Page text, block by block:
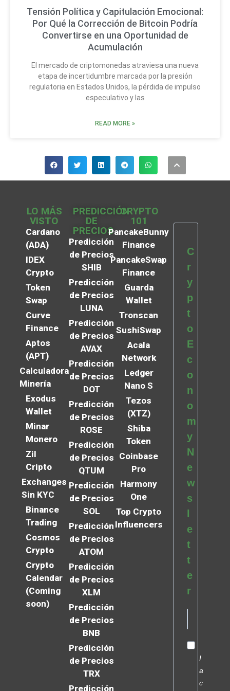
Tensión Política y Capitulación Emocional:
Por Qué la Corrección de Bitcoin Podría
Convertirse en una Oportunidad de
Acumulación
El mercado de criptomonedas atraviesa una nueva
etapa de incertidumbre marcada por la presión
regulatoria en Estados Unidos, la pérdida de impulso
especulativo y las
READ MORE »
LO MÁS
VISTO
Cardano
(ADA)
IDEX
Crypto
Token
Swap
Curve
Finance
Aptos
(APT)
Calculadora
Minería
Exodus
Wallet
Minar
Monero
Zil
Cripto
Exchanges
Sin KYC
Binance
Trading
Cosmos
Crypto
Crypto
Calendar
(Coming
soon)
PREDICCIÓN
DE
PRECIOS
Predicción
de Precios
SHIB
Predicción
de Precios
LUNA
Predicción
de Precios
AVAX
Predicción
de Precios
DOT
Predicción
de Precios
ROSE
Predicción
de Precios
QTUM
Predicción
de Precios
SOL
Predicción
de Precios
ATOM
Predicción
de Precios
XLM
Predicción
de Precios
BNB
Predicción
de Precios
TRX
Predicción
CRYPTO
101
PancakeBunny
Finance
PancakeSwap
Finance
Guarda
Wallet
Tronscan
SushiSwap
Acala
Network
Ledger
Nano S
Tezos
(XTZ)
Shiba
Token
Coinbase
Pro
Harmony
One
Top Crypto
Influencers
C
r
y
p
t
o
E
c
o
n
o
m
y
N
e
w
s
e
t
t
e
r
I
a
c